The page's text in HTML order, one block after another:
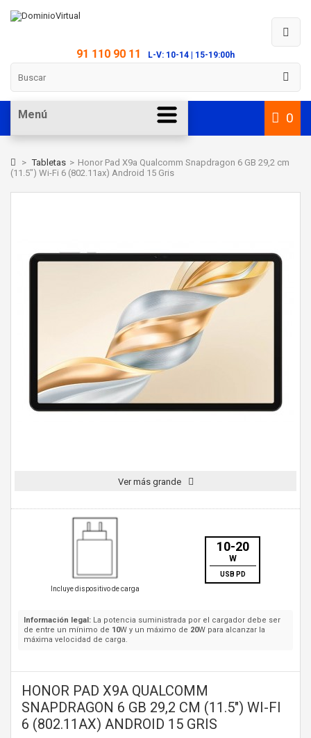
91 110 90 11 L-V: 10-14 | 15-19:00h
0
Menú
> Tabletas > Honor Pad X9a Qualcomm Snapdragon 6 GB 29,2 cm
(11.5") Wi-Fi 6 (802.11ax) Android 15 Gris
Ver más grande
Incluye dispositivo de carga
10-20
W
USB PD
Información legal: La potencia suministrada por el cargador debe ser
de entre un mínimo de 10W y un máximo de 20W para alcanzar la
máxima velocidad de carga.
HONOR PAD X9A QUALCOMM
SNAPDRAGON 6 GB 29,2 CM (11.5") WI-FI
6 (802.11AX) ANDROID 15 GRIS